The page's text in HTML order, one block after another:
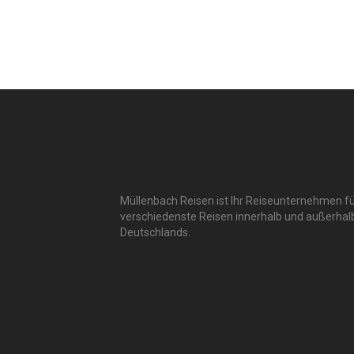
Müllenbach Reisen ist Ihr Reiseunternehmen
verschiedenste Reisen innerhalb und
Deutschlands.